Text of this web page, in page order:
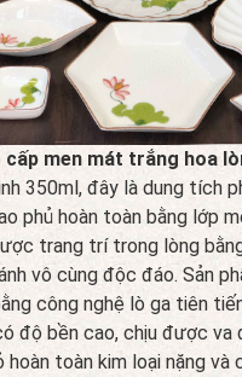
cấp men mát trắng hoa
350ml, đây là dung tích
phủ hoàn toàn bằng lớp
trang trí trong lòng
vô cùng độc đáo. Sản
công nghệ lò ga tiên
độ bền cao, chịu được va
hoàn toàn kim loại nặng